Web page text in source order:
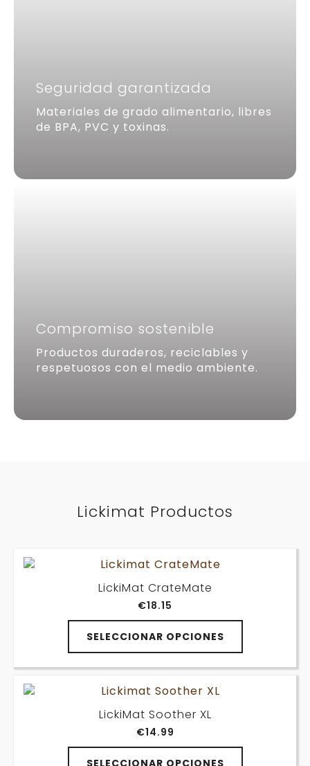
Seguridad garantizada
Materiales de grado alimentario, libres
de BPA, PVC y toxinas.
Compromiso sostenible
Productos duraderos, reciclables y
respetuosos con el medio ambiente.
Lickimat Productos
LickiMat CrateMate
€18.15
SELECCIONAR OPCIONES
Este
producto
tiene
múltiples
variantes.
opciones
pueden
LickiMat Soother XL
€14.99
SELECCIONAR OPCIONES
Este